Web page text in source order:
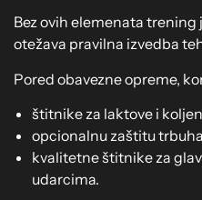
Bez ovih elemenata
otežava pravilna izvedba
Pored obavezne opreme,
štitnike za laktove i
opcionalnu zaštitu
kvalitetne štitnike za
udarcima.